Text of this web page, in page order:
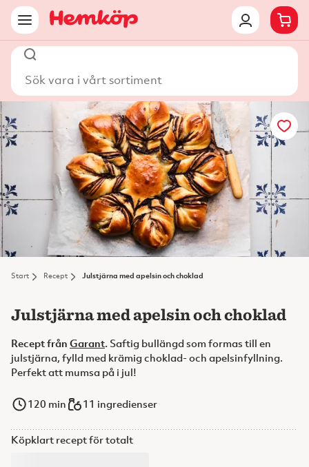
Start Recept Julstjärna med apelsin och choklad
Julstjärna med apelsin och choklad
Recept från Garant. Saftig bullängd som formas till en
julstjärna, fylld med krämig choklad- och apelsinfyllning.
Perfekt att mumsa på i jul!
120 min 11 ingredienser
Köpklart recept för totalt